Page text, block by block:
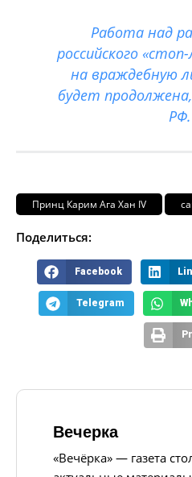
Работа над
российского
на враждебную
будет
РФ.
Принц Карим Ага Хан IV
Поделиться:
Facebook
Telegram
Вечерка
«Вечёрка» — газета